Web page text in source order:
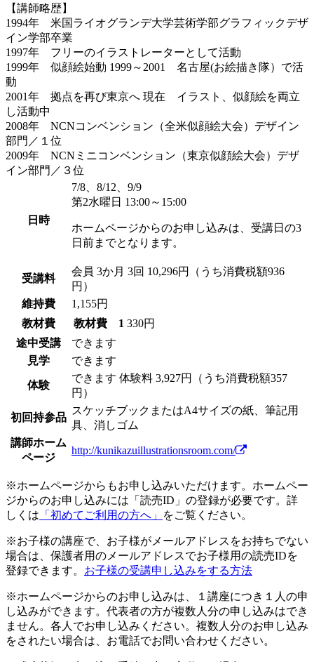
【講師略歴】
1994年 米国ライオグランデ大学芸術学部グラフィックデザ
イン学部卒業
1997年 フリーのイラストレーターとして活動
1999年 似顔絵始動 1999～2001 名古屋(お絵描き隊）で活
動
2001年 拠点を再び東京へ 現在 イラスト、似顔絵を両立
し活動中
2008年 NCNコンベンション（全米似顔絵大会）デザイン
部門／１位
2009年 NCNミニコンベンション（東京似顔絵大会）デザ
イン部門／３位
日時
7/8、8/12、9/9
第2水曜日 13:00～15:00
ホームページからのお申し込みは、受講日の3
日前までとなります。
受講料
会員 3か月 3回 10,296円（うち消費税額936
円）
維持費
1,155円
教材費
教材費 1 330円
途中受講
できます
見学
できます
体験
できます 体験料 3,927円（うち消費税額357
円）
初回持参品
スケッチブックまたはA4サイズの紙、筆記用
具、消しゴム
講師ホーム
ページ
http://kunikazuillustrationsroom.com/
※ホームページからもお申し込みいただけます。ホームペー
ジからのお申し込みには「読売ID」の登録が必要です。詳
しくは 「初めてご利用の方へ」 をご覧ください。
※お子様の講座で、お子様がメールアドレスをお持ちでない
場合は、保護者用のメールアドレスでお子様用の読売IDを
登録できます。 お子様の受講申し込みをする方法
※ホームページからのお申し込みは、１講座につき１人の申
し込みができます。代表者の方が複数人分の申し込みはでき
ません。各人でお申し込みください。複数人分のお申し込み
をされたい場合は、お電話でお問い合わせください。